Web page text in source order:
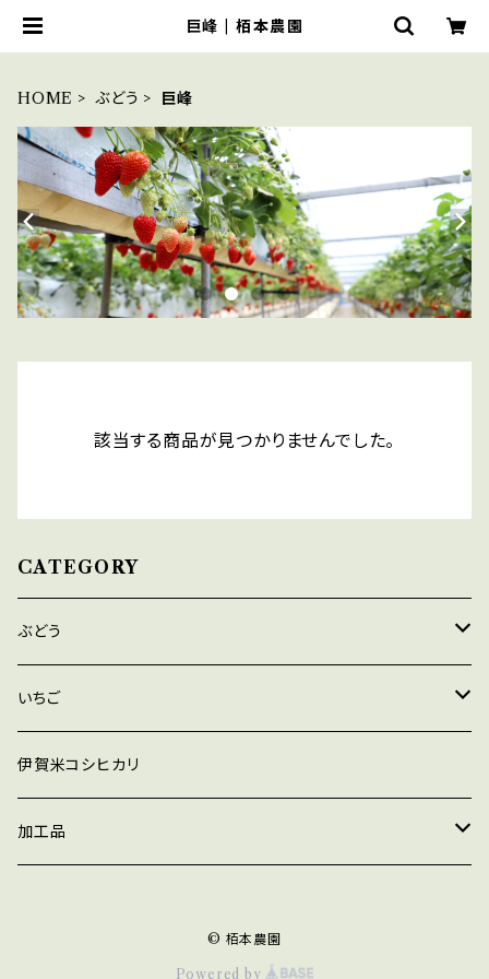
巨峰 | 栢本農園
HOME ぶどう 巨峰
該当する商品が見つかりませんでした。
CATEGORY
ぶどう
デラウェア
巨峰
シャインマスカット
いちご
あきひめ
紅ほっぺ
伊賀米コシヒカリ
加工品
© 栢本農園
Powered by